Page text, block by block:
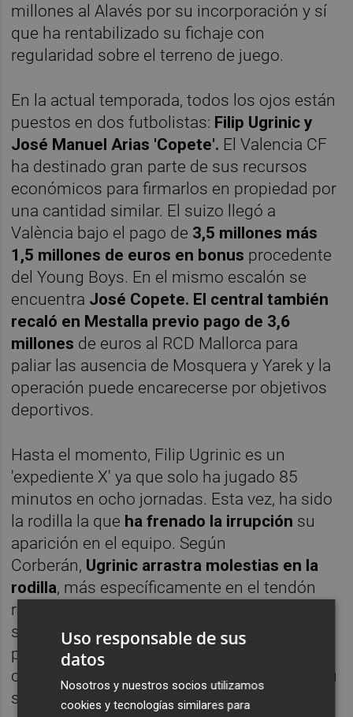
millones al Alavés por su incorporación y sí
que ha rentabilizado su fichaje con
regularidad sobre el terreno de juego.
En la actual temporada, todos los ojos están
puestos en dos futbolistas: Filip Ugrinic y
José Manuel Arias 'Copete'. El Valencia CF
ha destinado gran parte de sus recursos
económicos para firmarlos en propiedad por
una cantidad similar. El suizo llegó a
València bajo el pago de 3,5 millones más
1,5 millones de euros en bonus procedente
del Young Boys. En el mismo escalón se
encuentra José Copete. El central también
recaló en Mestalla previo pago de 3,6
millones de euros al RCD Mallorca para
paliar las ausencia de Mosquera y Yarek y la
operación puede encarecerse por objetivos
deportivos.
Hasta el momento, Filip Ugrinic es un
'expediente X' ya que solo ha jugado 85
minutos en ocho jornadas. Esta vez, ha sido
la rodilla la que ha frenado la irrupción su
aparición en el equipo. Según
Corberán, Ugrinic arrastra molestias en la
rodilla, más específicamente en el tendón
rotuliano, y ya acumula dos partidos
seguidos sin jugar. Además, tampoco está
pudiendo entrenar al mismo ritmo que sus
compañeros, lo cual dificulta todavía más su
situación.
Uso responsable de sus
datos
Nosotros y nuestros socios utilizamos
cookies y tecnologías similares para